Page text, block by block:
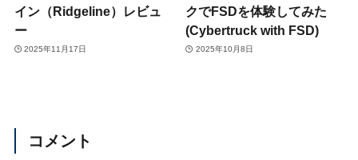
イン（Ridgeline）レビュ
ー
2025年11月17日
クでFSDを体験してみた
(Cybertruck with FSD)
2025年10月8日
コメント